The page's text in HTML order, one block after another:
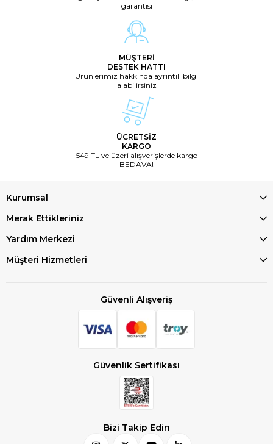
garantisi
MÜŞTERİ
DESTEK HATTI
Ürünlerimiz hakkında ayrıntılı bilgi
alabilirsiniz
ÜCRETSİZ
KARGO
549 TL ve üzeri alışverişlerde kargo
BEDAVA!
Kurumsal
Merak Ettikleriniz
Yardım Merkezi
Müşteri Hizmetleri
Güvenli Alışveriş
Güvenlik Sertifikası
Bizi Takip Edin